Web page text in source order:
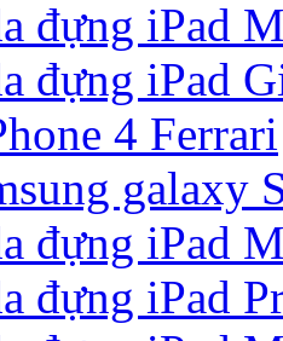
đựng iPad
đựng iPad
4 Ferrari
galaxy
đựng iPad
đựng iPad